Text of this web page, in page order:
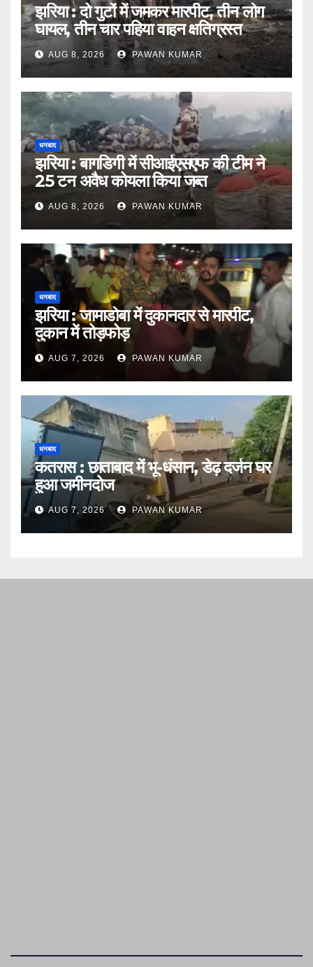
झरिया : दो गुटों में जमकर मारपीट, तीन लोग
घायल, तीन चार पहिया वाहन क्षतिग्रस्त
AUG 8, 2026 PAWAN KUMAR
धनबाद
झरिया : बागडिगी में सीआईएसएफ की टीम ने
25 टन अवैध कोयला किया जब्त
AUG 8, 2026 PAWAN KUMAR
धनबाद
झरिया : जामाडोबा में दुकानदार से मारपीट,
दुकान में तोड़फोड़
AUG 7, 2026 PAWAN KUMAR
धनबाद
कतरास : छाताबाद में भू-धंसान, डेढ़ दर्जन घर
हुआ जमीनदोज
AUG 7, 2026 PAWAN KUMAR